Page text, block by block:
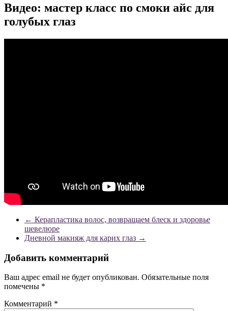
Видео: мастер класс по смоки айс для
голубых глаз
← Керапластика волос, возвращаем блеск и здоровье
шевелюре
Дневной макияж для карих глаз →
Добавить комментарий
Ваш адрес email не будет опубликован. Обязательные поля
помечены *
Комментарий *